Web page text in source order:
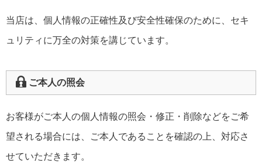
当店は、個人情報の正確性及び安全性確保のために、セキ
ュリティに万全の対策を講じています。
ご本人の照会
お客様がご本人の個人情報の照会・修正・削除などをご希
望される場合には、ご本人であることを確認の上、対応さ
せていただきます。